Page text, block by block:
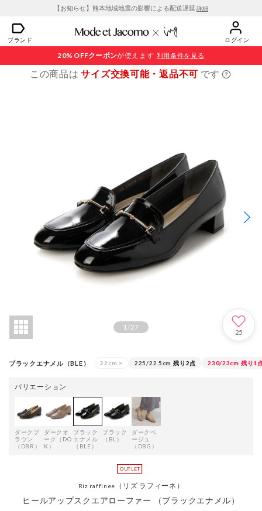
【お知らせ】熊本地域地震の影響による配送遅延 詳細
ブランド ログイン
20% OFFクーポンが使えます 利用条件を見る
この商品はサイズ交換可能・返品不可 です
1/27
25
ブラックエナメル（BLE） 22cm × 225/22.5cm 残り2点 230/23cm 残り1
バリエーション
ダークブ
ラウン
（DBR）
ダークオ
ーク（DO
K）
ブラック
エナメル
（BLE）
ブラック
（BL）
ダークベ
ージュ
（DBG）
Riz raffinee （リズ ラフィーネ）
ヒールアップスクエアローファー （ブラックエナメル）